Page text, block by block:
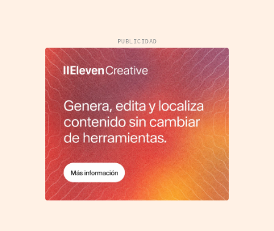
PUBLICIDAD